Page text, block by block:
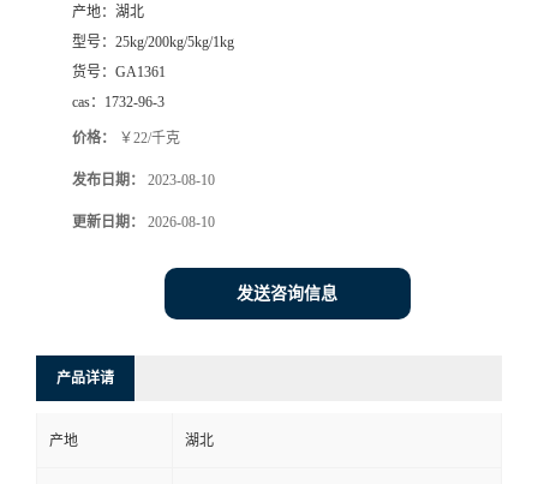
产地： 湖北
型号： 25kg/200kg/5kg/1kg
货号： GA1361
cas： 1732-96-3
价格： ￥22/千克
发布日期： 2023-08-10
更新日期： 2026-08-10
发送咨询信息
产品详请
产地 湖北